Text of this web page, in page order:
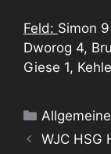
Feld: Simon
Dworog 4,
Giese 1,
Kategorien
WJC HSG